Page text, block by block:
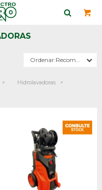
Recomendados
Hidrolavadoras